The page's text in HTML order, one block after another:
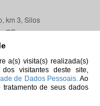
a(s) visita(s) realizada(s)
visitantes deste site,
de Dados Pessoais. Ao
de seus dados
km 3, Silos
SE